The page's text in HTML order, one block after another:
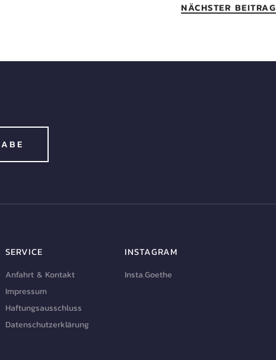
NÄCHSTER BEITRAG
SERVICE
Anfahrt & Kontakt
Impressum
Haftungsausschluss
Datenschutzerklärung
INSTAGRAM
Insta.Goethe